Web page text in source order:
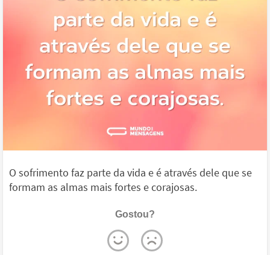
O sofrimento faz parte da vida e é através dele que se
formam as almas mais fortes e corajosas.
Gostou?